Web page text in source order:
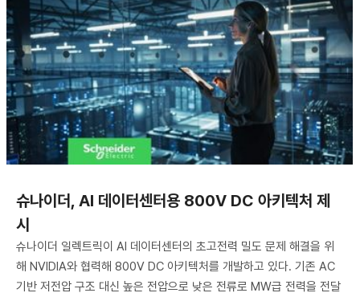
슈나이더, AI 데이터센터용 800V DC 아키텍처 제
시
슈나이더 일렉트릭이 AI 데이터센터의 초고전력 밀도 문제 해결을 위
해 NVIDIA와 협력해 800V DC 아키텍처를 개발하고 있다. 기존 AC
기반 저전압 구조 대신 높은 전압으로 낮은 전류로 MW급 전력을 전달